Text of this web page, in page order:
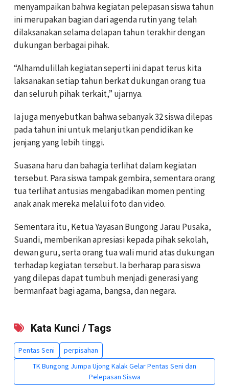
menyampaikan bahwa kegiatan pelepasan siswa tahun
ini merupakan bagian dari agenda rutin yang telah
dilaksanakan selama delapan tahun terakhir dengan
dukungan berbagai pihak.
“Alhamdulillah kegiatan seperti ini dapat terus kita
laksanakan setiap tahun berkat dukungan orang tua
dan seluruh pihak terkait,” ujarnya.
Ia juga menyebutkan bahwa sebanyak 32 siswa dilepas
pada tahun ini untuk melanjutkan pendidikan ke
jenjang yang lebih tinggi.
Suasana haru dan bahagia terlihat dalam kegiatan
tersebut. Para siswa tampak gembira, sementara orang
tua terlihat antusias mengabadikan momen penting
anak anak mereka melalui foto dan video.
Sementara itu, Ketua Yayasan Bungong Jarau Pusaka,
Suandi, memberikan apresiasi kepada pihak sekolah,
dewan guru, serta orang tua wali murid atas dukungan
terhadap kegiatan tersebut. Ia berharap para siswa
yang dilepas dapat tumbuh menjadi generasi yang
bermanfaat bagi agama, bangsa, dan negara.
Kata Kunci / Tags
Pentas Seni
perpisahan
TK Bungong Jumpa Ujong Kalak Gelar Pentas Seni dan
Pelepasan Siswa